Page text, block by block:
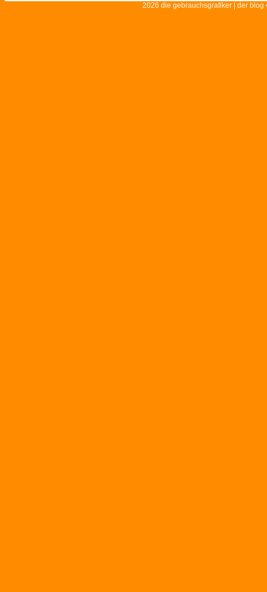
2026 die gebrauchsgrafiker | der blog